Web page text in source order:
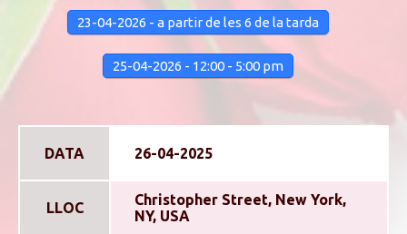
23-04-2026 - a partir de les 6 de la tarda
25-04-2026 - 12:00 - 5:00 pm
DATA 26-04-2025
LLOC
Christopher Street, New York,
NY, USA